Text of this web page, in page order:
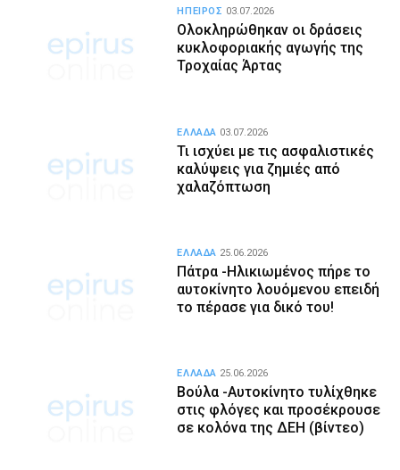
Ολοκληρώθηκαν οι δράσεις
κυκλοφοριακής αγωγής της
Τροχαίας Άρτας
ΗΠΕΙΡΟΣ 03.07.2026
Τι ισχύει με τις ασφαλιστικές
καλύψεις για ζημιές από
χαλαζόπτωση
ΕΛΛΑΔΑ 03.07.2026
Πάτρα -Ηλικιωμένος πήρε το
αυτοκίνητο λουόμενου επειδή
το πέρασε για δικό του!
ΕΛΛΑΔΑ 25.06.2026
Βούλα -Αυτοκίνητο τυλίχθηκε
στις φλόγες και προσέκρουσε
σε κολόνα της ΔΕΗ (βίντεο)
ΕΛΛΑΔΑ 25.06.2026